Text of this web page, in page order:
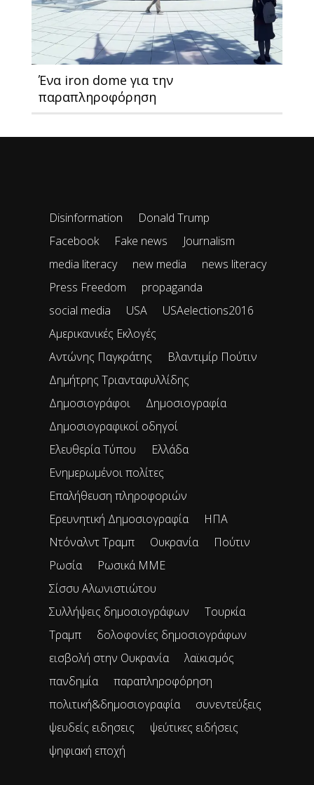
Ένα iron dome για την
παραπληροφόρηση
Disinformation
Donald Trump
Facebook
Fake news
Journalism
media literacy
new media
news literacy
Press Freedom
propaganda
social media
USA
USAelections2016
Αμερικανικές Εκλογές
Αντώνης Παγκράτης
Βλαντιμίρ Πούτιν
Δημήτρης Τριανταφυλλίδης
Δημοσιογράφοι
Δημοσιογραφία
Δημοσιογραφικοί οδηγοί
Ελευθερία Τύπου
Ελλάδα
Ενημερωμένοι πολίτες
Επαλήθευση πληροφοριών
Ερευνητική Δημοσιογραφία
ΗΠΑ
Ντόναλντ Τραμπ
Ουκρανία
Πούτιν
Ρωσία
Ρωσικά ΜΜΕ
Σίσσυ Αλωνιστιώτου
Συλλήψεις δημοσιογράφων
Τουρκία
Τραμπ
δολοφονίες δημοσιογράφων
εισβολή στην Ουκρανία
λαϊκισμός
πανδημία
παραπληροφόρηση
πολιτική&δημοσιογραφία
συνεντεύξεις
ψευδείς ειδησεις
ψεύτικες ειδήσεις
ψηφιακή εποχή